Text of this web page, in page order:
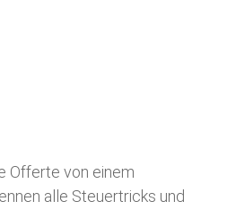
Offerte von einem
alle Steuertricks und